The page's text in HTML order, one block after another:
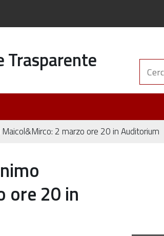
Trasparente
2 marzo ore 20 in Auditorium
ore 20 in